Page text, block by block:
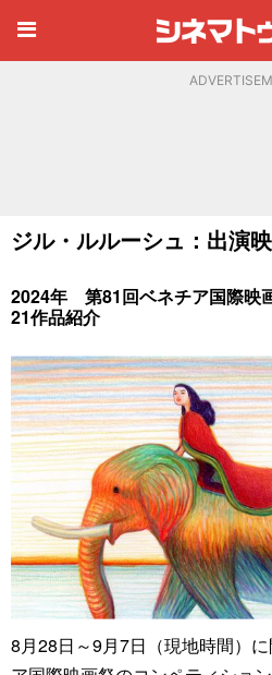
ジル・ルルーシュ：出演
2024年 第81回ベネチア国際映
21作品紹介
8月28日～9月7日（現地時間）